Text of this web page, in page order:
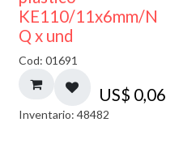
KE110/11x6mm/N
Q x und
Cod: 01691
US$ 0,06
Inventario: 48482